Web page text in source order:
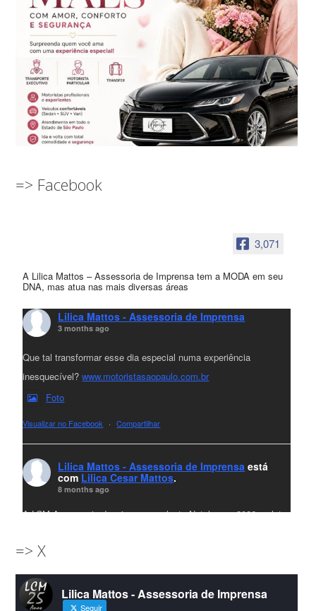
=> Facebook
3,071
A Lilica Mattos – Assessoria de Imprensa tem a MODA em seu
DNA, mas atua nas mais diversas áreas
Lilica Mattos - Assessoria de Imprensa
3 months ago
Que tal transformar esse dia especial numa experiência
inesquecível?www.motoristasaopaulo.com.br
Foto
Visualizar no Facebook · Compartilhar
Lilica Mattos - Assessoria de Imprensa está
com Lilica Cesar Mattos.
8 months ago
A LCM Assessoria deseja um excelente Natal e um 2026 repleto
amigos que sempre nos acompanham!🎄✨🥂❤️
#lcmassessoriassessoria#natal #merrychristmas #felizanonovo
#HappyNewYear
=> X
Lilica Mattos - Assessoria de Imprensa
Seguir